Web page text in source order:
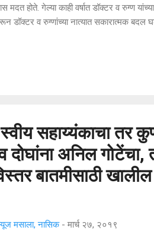
मदत होते. गेल्या काही वर्षात डॉक्टर व रुग्ण
डॉक्टर व रुग्णांच्या नात्यात सकारात्मक
११,००० डॉक्टरांचे प्रतिनिधीत्व
सहाय्यंकाचा तर
दोघांना अनिल
बातमीसाठी
मसाला, नासिक - मार्च २७, २०१९